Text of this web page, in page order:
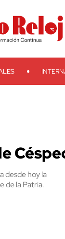
Search
desde hoy la
de la Patria.